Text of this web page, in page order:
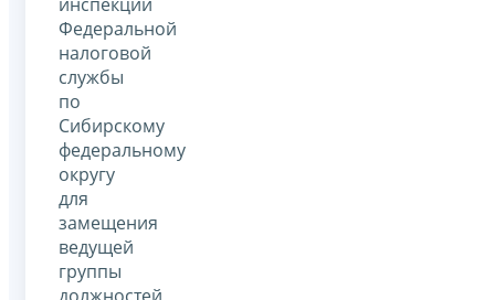
Федеральной
налоговой
службы
по
Сибирскому
федеральному
округу
для
замещения
ведущей
группы